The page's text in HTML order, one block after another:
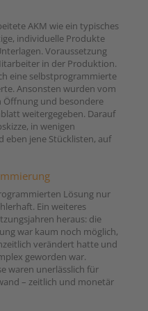
AKM wie ein typisches
individuelle Produkte
Voraussetzung
in der Produktion.
eine selbstprogrammierte
Ansonsten wurden vom
und besondere
weitergegeben. Darauf
in wenigen
eben jene Stücklisten, auf
Lösung nur
Ein weiteres
heraus: die
war kaum noch möglich,
verändert hatte und
geworden war.
waren unerlässlich für
– zeitlich und monetär